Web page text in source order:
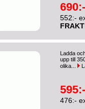
690:-
552:-
Ladda
upp till
olika...
595:-
476:-